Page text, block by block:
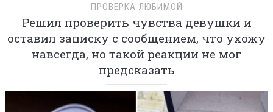
ПРОВЕРКА ЛЮБИМОЙ
Решил проверить чувства девушки и
оставил записку с сообщением, что ухожу
навсегда, но такой реакции не мог
предсказать